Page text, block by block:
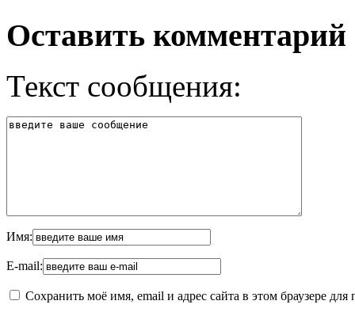
Оставить комментарий
Текст сообщения:
Имя:
E-mail:
Сохранить моё имя, email и адрес сайта в этом браузере